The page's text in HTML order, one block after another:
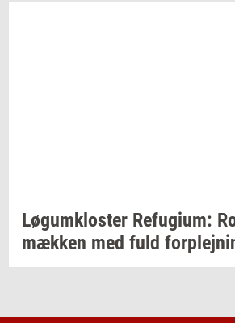
Løgum­klo­ster Re­fu­gi­um:
mæk­ken med fuld